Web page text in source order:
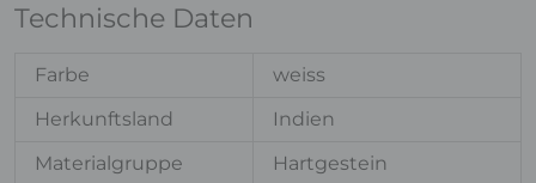
Technische Daten
Farbe
weiss
Herkunftsland
Indien
Materialgruppe
Hartgestein